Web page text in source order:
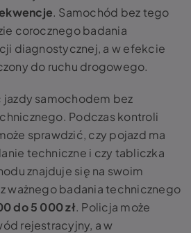
. Samochód bez tego
corocznego badania
diagnostycznej, a w efekcie
do ruchu drogowego.
jazdy samochodem bez
Podczas kontroli
sprawdzić, czy pojazd ma
techniczne i czy tabliczka
znajduje się na swoim
ważnego badania technicznego
do 5 000 zł. Policja może
rejestracyjny, a w